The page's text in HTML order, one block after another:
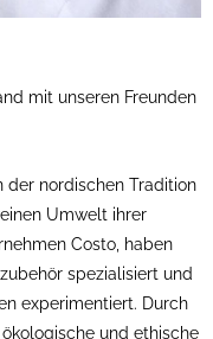
mit unseren Freunden
der nordischen Tradition
Umwelt ihrer
Costo, haben
spezialisiert und
experimentiert. Durch
und ethische